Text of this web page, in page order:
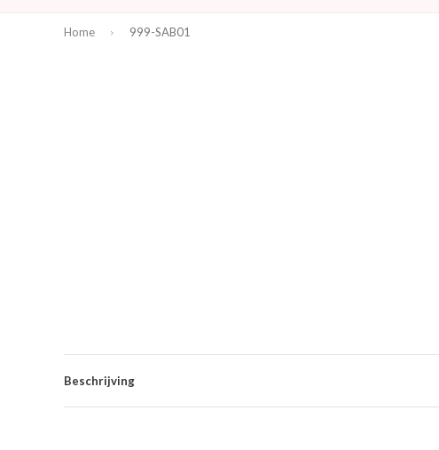
Home 999-SAB01
Beschrijving